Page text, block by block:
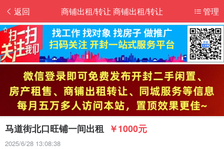
返回 管理
商铺出租/转让 商铺出租/转让
马道街北口旺铺一间出租 ￥1000元
2025/6/28 13:08:38